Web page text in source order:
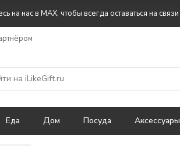
на нас в MAX, чтобы всегда оставаться на связи
Еда Дом Посуда Аксессуары